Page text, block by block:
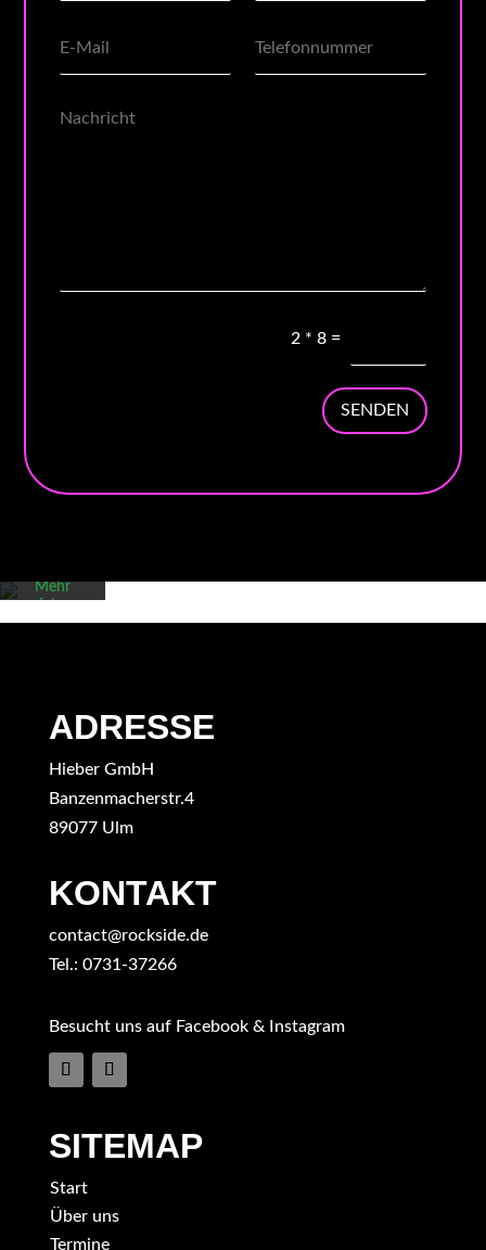
2 * 8 =
SENDEN
Laden der
Karte
akzeptieren
Mehr
erfahren
Maps immer
entsperren
ADRESSE
Hieber GmbH
Banzenmacherstr.4
89077 Ulm
KONTAKT
contact@rockside.de
Tel.: 0731-37266
Besucht uns auf Facebook & Instagram
SITEMAP
Start
Über uns
Termine